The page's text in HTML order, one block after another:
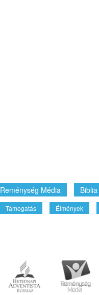
Reménység Média Biblia
Támogatás Élmények